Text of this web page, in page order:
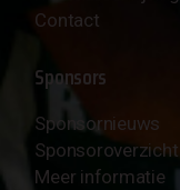
Contact
Sponsors
Sponsornieuws
Sponsoroverzicht
Meer informatie